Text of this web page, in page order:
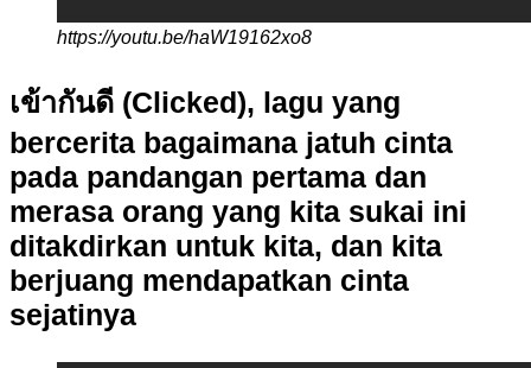
https://youtu.be/haW19162xo8
เข้ากันดี (Clicked), lagu yang
bercerita bagaimana jatuh cinta
pada pandangan pertama dan
merasa orang yang kita sukai ini
ditakdirkan untuk kita, dan kita
berjuang mendapatkan cinta
sejatinya